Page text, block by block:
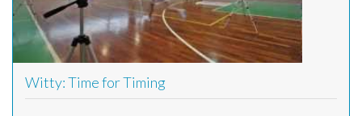
Witty: Time for Timing